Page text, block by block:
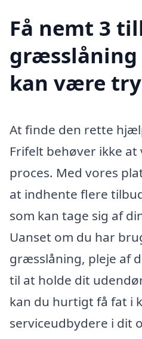
Få nemt 3
græsslåning
kan være
At finde den rette
Frifelt behøver ikke
proces. Med vores
at indhente flere
som kan tage sig af
Uanset om du har
græsslåning, pleje af
til at holde dit
kan du hurtigt få fat i
serviceudbydere i dit